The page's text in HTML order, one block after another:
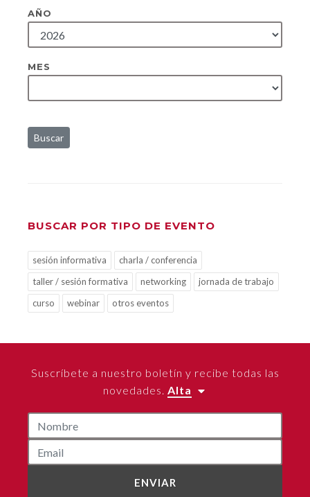
AÑO
MES
Buscar
BUSCAR POR TIPO DE EVENTO
sesión informativa
charla / conferencia
taller / sesión formativa
networking
jornada de trabajo
curso
webinar otros eventos
Suscríbete a nuestro boletín y recibe todas las
novedades. Alta
ENVIAR